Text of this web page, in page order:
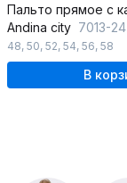
Andina city 7013-
48, 50, 52, 54, 56, 58
В